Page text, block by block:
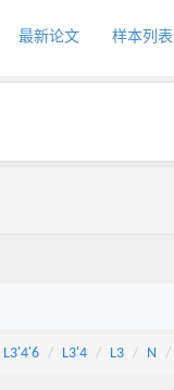
最新论文 样本列表
L3'4'6 L3'4 L3 N